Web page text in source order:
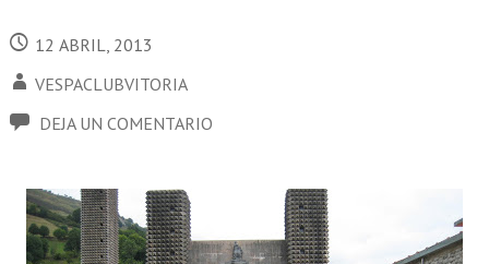
12 ABRIL, 2013
VESPACLUBVITORIA
DEJA UN COMENTARIO